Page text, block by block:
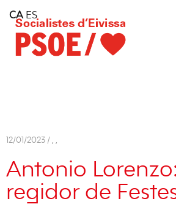
Consell Insular d'Eivissa
Services
Contact
12/01/2023 / , ,
Antonio Lorenzo:
regidor de
CA ES